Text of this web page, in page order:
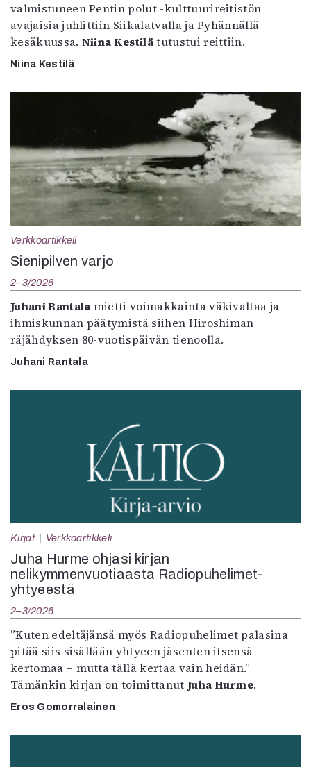
valmistuneen Pentin polut -kulttuurireitistön
avajaisia juhlittiin Siikalatvalla ja Pyhännällä
kesäkuussa. Niina Kestilätutustui reittiin.
Niina Kestilä
Verkkoartikkeli
Sienipilven varjo
2–3/2026
Juhani Rantala mietti voimakkainta väkivaltaa ja
ihmiskunnan päätymistä siihen Hiroshiman
räjähdyksen 80-vuotispäivän tienoolla.
Juhani Rantala
Kirjat Verkkoartikkeli
Juha Hurme ohjasi kirjan
nelikymmenvuotiaasta Radiopuhelimet-
yhtyeestä
2–3/2026
”Kuten edeltäjänsä myös Radiopuhelimet palasina
pitää siis sisällään yhtyeen jäsenten itsensä
kertomaa – mutta tällä kertaa vain heidän.”
Tämänkin kirjan on toimittanut Juha Hurme.
Eros Gomorralainen